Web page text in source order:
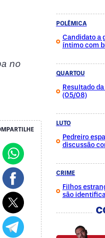
no
POLÊMICA
Candidato a
íntimo com
QUARTOU
Resultado
(05/08)
LUTO
Pedreiro
discussão
CRIME
Filhos
são